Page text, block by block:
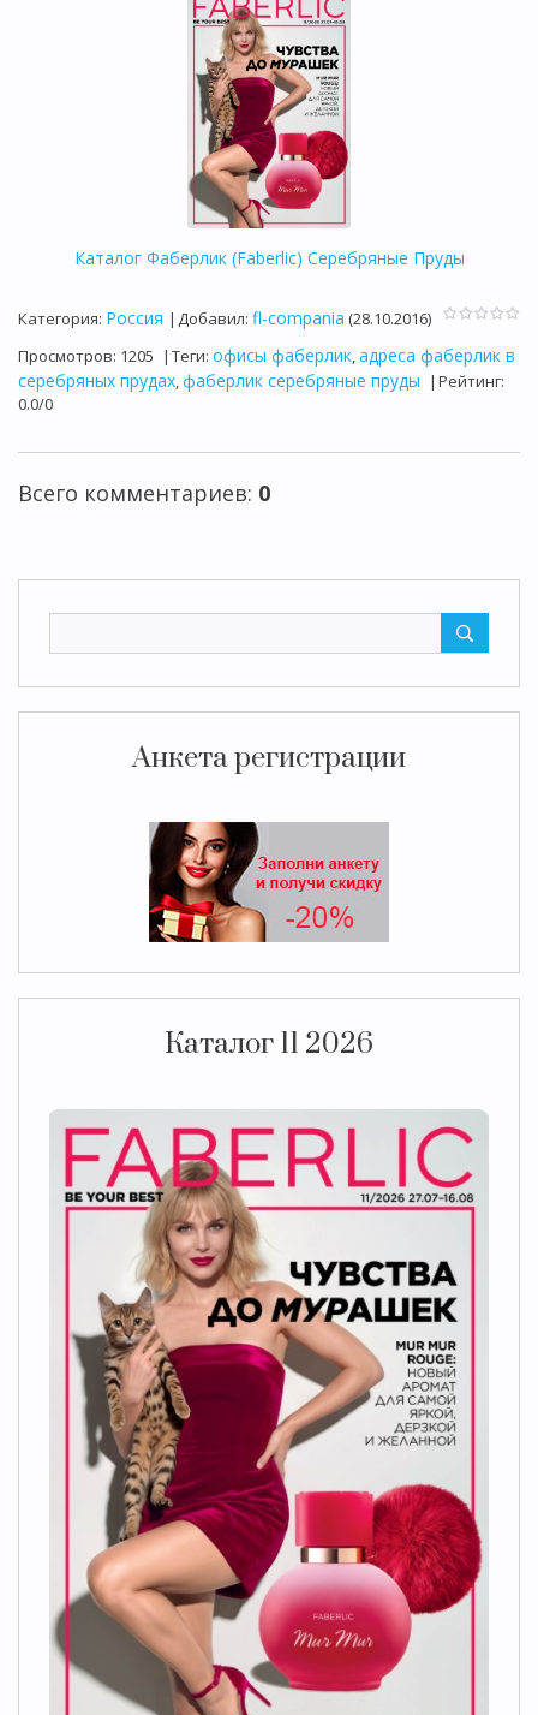
Анкета регистрации
Каталог 11 2026
Каталог Фаберлик (Faberlic) Серебряные Пруды
Категория: Россия | Добавил: fl-compania (28.10.2016)
Просмотров: 1205 | Теги: офисы фаберлик,адреса фаберлик в
серебряных прудах,фаберлик серебряные пруды | Рейтинг:
0.0/0
Всего комментариев: 0